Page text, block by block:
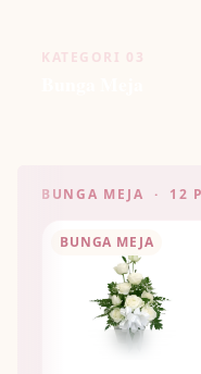
KATEGORI 03
BUNGA MEJA · 12
BUNGA MEJA